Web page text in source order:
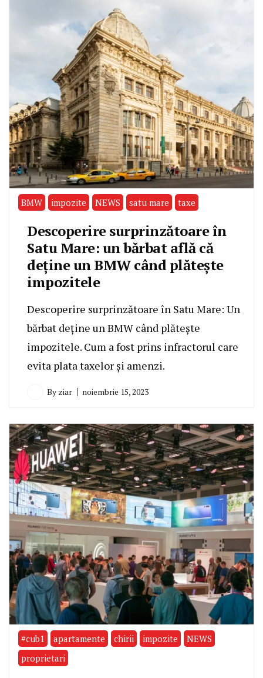
BMW impozite NEWS satu mare taxe
Descoperire surprinzătoare în
Satu Mare: un bărbat află că
deține un BMW când plătește
impozitele
Descoperire surprinzătoare în Satu Mare: Un
bărbat deține un BMW când plătește
impozitele. Cum a fost prins infractorul care
evita plata taxelor și amenzi.
By ziar noiembrie 15, 2023
#cub1 apartamente chirii impozite
NEWS
proprietari